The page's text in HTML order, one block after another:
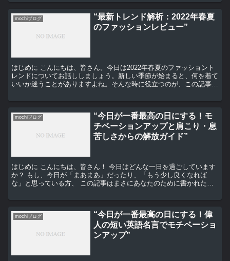
mochiブログ
“最新トレンド解析：2022年春夏
のファッションレビュー”
はじめに こんにちは、皆さん。今日は2022年春夏のファッショント
レンドについてお話ししましょう。新しい季節が始まると、何を着て
いいか迷うことがありますよね。そんな時に役立つのが、この記事で
mochiブログ
“今日が一番最高の日にする！モ
チベーションアップと肩こり・息
苦しさからの解放ガイド”
はじめに こんにちは、皆さん！ 今日はどんな一日を過ごしています
か？ もし、今日が「まあまあ」だったり、「もう少し良くなれば
な」と思っている方、 この記事はまさにあなたのために書かれたも
mochiブログ
“今日が一番最高の日にする！偉
人の短い英語名言でモチベーショ
ンアップ”